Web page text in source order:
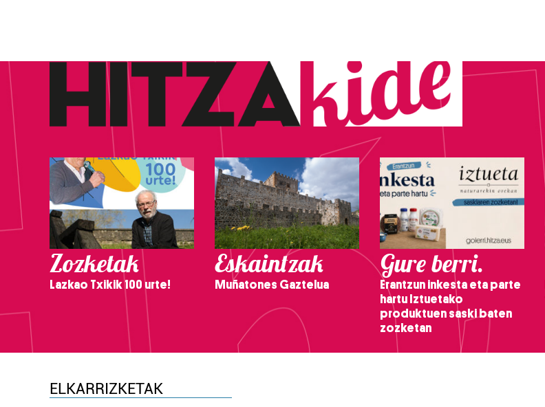
Zozketak
Lazkao Txikik 100 urte!
Eskaintzak
Muñatones Gaztelua
Gure berri.
Erantzun inkesta eta parte
hartu Iztuetako
produktuen saski baten
zozketan
ELKARRIZKETAK